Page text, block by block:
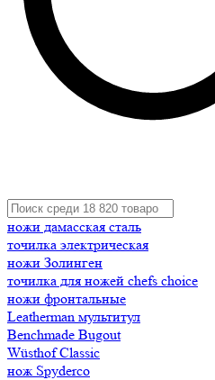
ножи дамасская сталь
точилка электрическая
ножи Золинген
точилка для ножей chefs choice
ножи фронтальные
Leatherman мультитул
Benchmade Bugout
Wüsthof Classic
нож Spyderco